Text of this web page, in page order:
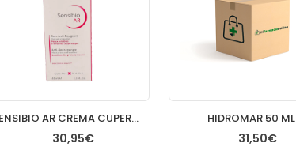
SENSIBIO AR CREMA CUPEROSIS 40 ML
30,95€
HIDROMAR 50 ML
31,50€